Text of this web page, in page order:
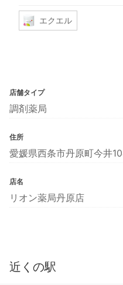
エクエル
店舗タイプ
調剤薬局
住所
愛媛県西条市丹原町今井
店名
リオン薬局丹原店
近くの駅